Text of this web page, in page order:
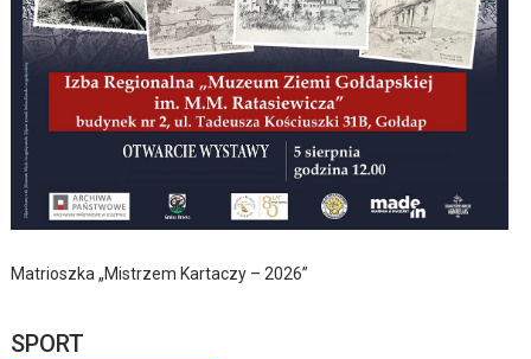
Matrioszka „Mistrzem Kartaczy – 2026”
SPORT